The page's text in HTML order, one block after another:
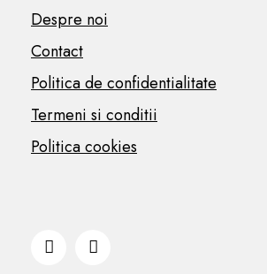
Despre noi
Contact
Politica de confidentialitate
Termeni si conditii
Politica cookies